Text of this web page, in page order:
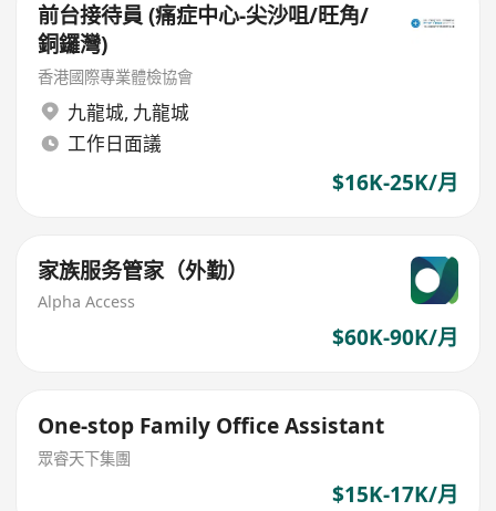
前台接待員 (痛症中心-尖沙咀/旺角/
銅鑼灣)
香港國際專業體檢協會
九龍城, 九龍城
工作日面議
$16K-25K/月
家族服务管家（外勤）
Alpha Access
$60K-90K/月
One-stop Family Office Assistant
眾睿天下集團
$15K-17K/月